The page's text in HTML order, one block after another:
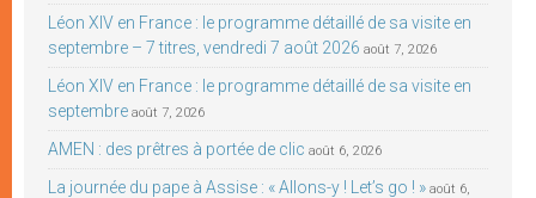
Léon XIV en France : le programme détaillé de sa visite en
septembre – 7 titres, vendredi 7 août 2026 août 7, 2026
Léon XIV en France : le programme détaillé de sa visite en
septembre août 7, 2026
AMEN : des prêtres à portée de clic août 6, 2026
La journée du pape à Assise : « Allons-y ! Let’s go ! » août 6,